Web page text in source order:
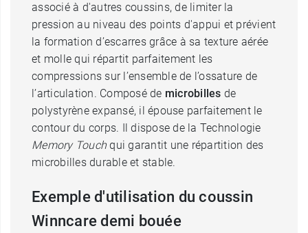
associé à d'autres coussins, de limiter la
pression au niveau des points d'appui et prévient
la formation d’escarres grâce à sa texture aérée
et molle qui répartit parfaitement les
compressions sur l’ensemble de l’ossature de
l’articulation. Composé de microbilles de
polystyrène expansé, il épouse parfaitement le
contour du corps. Il dispose de la Technologie
Memory Touch qui garantit une répartition des
microbilles durable et stable.
Exemple d'utilisation du coussin
Winncare demi bouée